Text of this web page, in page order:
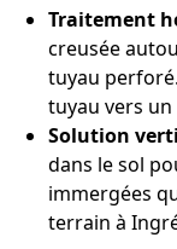
Traitement
creusée
tuyau
tuyau vers
Solution
dans le sol
immergées
terrain à